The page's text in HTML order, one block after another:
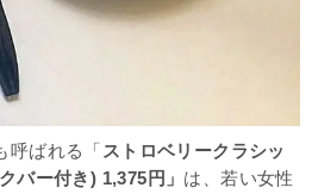
呼ばれる「 ストロベリークラシッ
バー付き) 1,375円」 は、若い女性